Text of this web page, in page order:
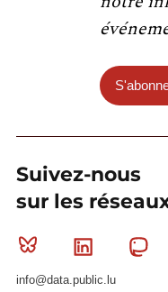
Suivez-nous
sur les
Bluesky Linkedin
info@data.public.lu